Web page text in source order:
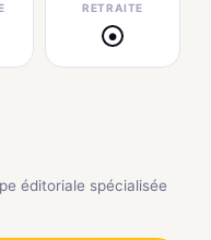
RETRAITE
●
éditoriale spécialisée